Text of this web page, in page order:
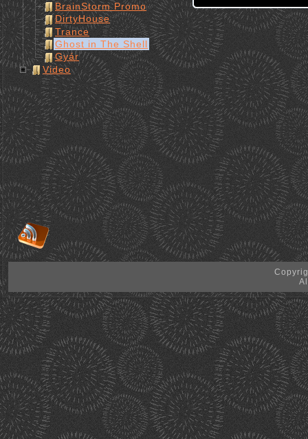
BrainStorm Promo
DirtyHouse
Trance
Ghost in The Shell
Gyár
Video